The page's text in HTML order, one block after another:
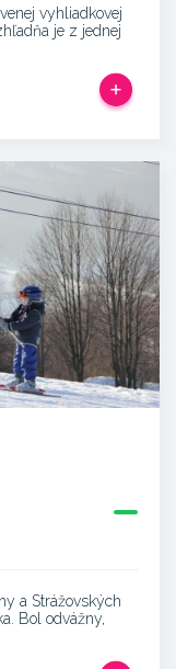
vyhliadkovej
je z jednej
a Strážovských
Bol odvážny,